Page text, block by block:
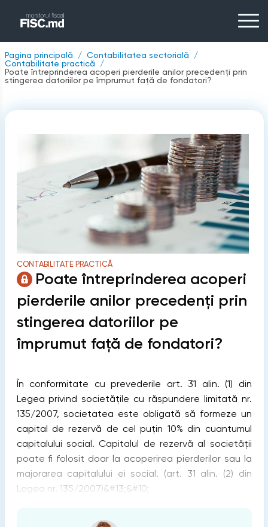
Pagina principală
Contabilitatea sectorială
Contabilitate practică
Poate întreprinderea acoperi pierderile anilor precedenți prin
stingerea datoriilor pe împrumut față de fondatori?
CONTABILITATE PRACTICĂ
Poate întreprinderea acoperi
pierderile anilor precedenți prin
stingerea datoriilor pe
împrumut față de fondatori?
În conformitate cu prevederile art. 31 alin. (1) din
Legea privind societățile cu răspundere limitată nr.
135/2007, societatea este obligată să formeze un
capital de rezervă de cel puţin 10% din cuantumul
capitalului social. Capitalul de rezervă al societăţii
poate fi folosit doar la acoperirea pierderilor sau la
majorarea capitalului ei social. (art. 31 alin. (2) din
Legea nr. 135/2007)&#13;&#10;